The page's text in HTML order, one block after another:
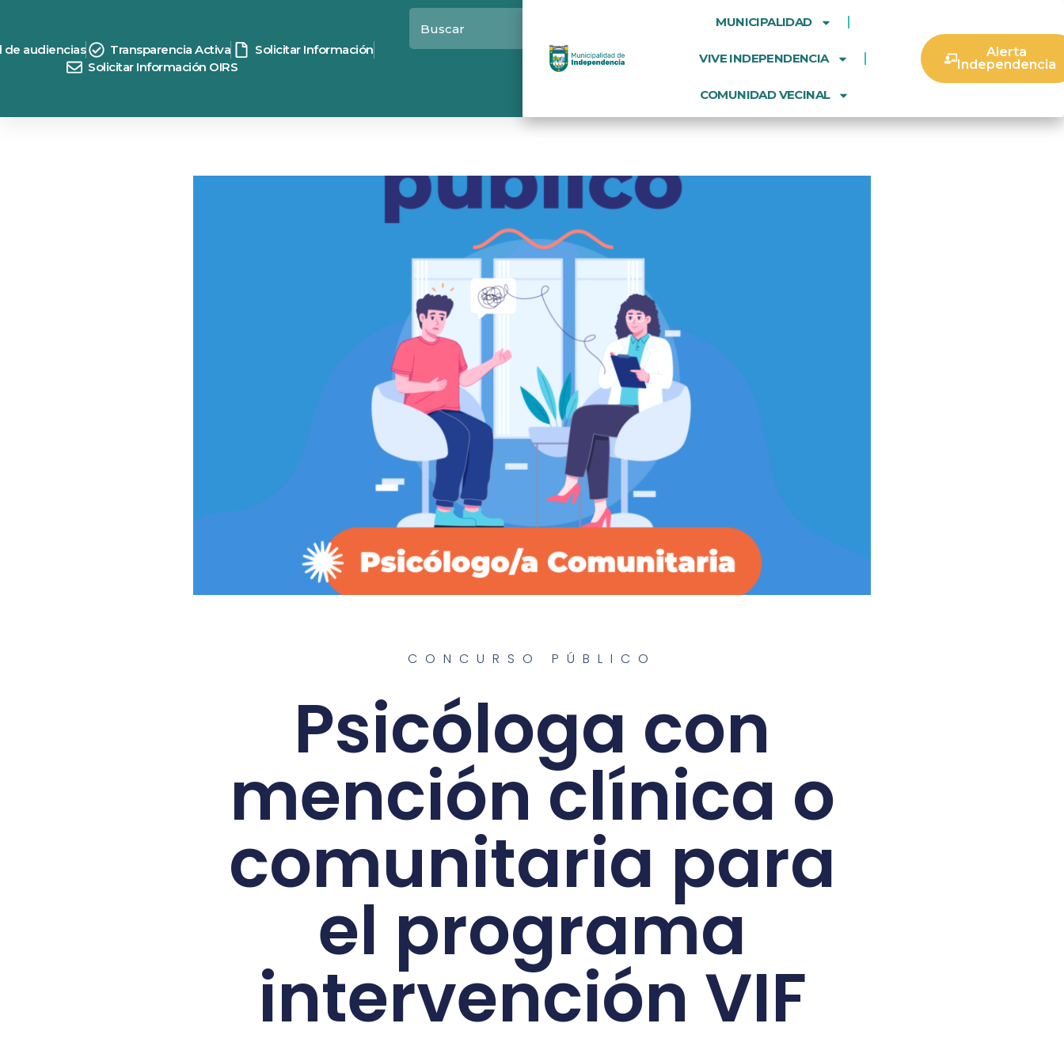
de audiencias Transparencia Activa
Solicitar Información
Solicitar Información OIRS
MUNICIPALIDAD
VIVE INDEPENDENCIA
COMUNIDAD VECINAL
Alerta
Independencia
CONCURSO PÚBLICO
Psicóloga con
mención clínica o
comunitaria para
el programa
intervención VIF